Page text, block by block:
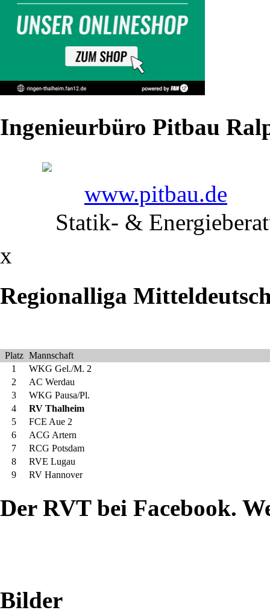
Ingenieurbüro Pitbau
www.pitbau.de
Statik- &
x
Regionalliga
Platz Mannschaft
1
WKG Gel./M. 2
2
AC Werdau
3
WKG Pausa/Pl.
4
RV Thalheim
5
FCE Aue 2
6
ACG Artern
7
RCG Potsdam
8
RVE Lugau
9
RV Hannover
Der RVT bei Facebook.
Bilder
gewappnet
für
die
Rückrunde
Mit
einem
deutlichen
gegen
den
AC
Germania
Artern
hat
der
Ringerverein
Thalheim
die
beschlossen.